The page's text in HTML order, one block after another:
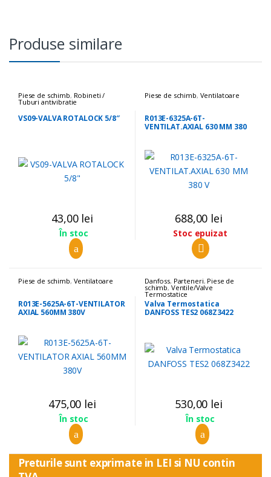
Produse similare
Piese de schimb, Robineti /
Tuburi antivibratie
VS09-VALVA ROTALOCK 5/8″
43,00 lei
În stoc
Piese de schimb, Ventilatoare
R013E-6325A-6T-
VENTILAT.AXIAL 630 MM 380
688,00 lei
Stoc epuizat
Piese de schimb, Ventilatoare
R013E-5625A-6T-VENTILATOR
AXIAL 560MM 380V
475,00 lei
În stoc
Danfoss, Parteneri, Piese de
schimb, Ventile/Valve
Termostatice
Valva Termostatica
DANFOSS TES2 068Z3422
530,00 lei
În stoc
Preturile sunt exprimate in LEI si NU contin